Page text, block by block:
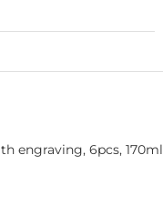
engraving, 6pcs, 170ml